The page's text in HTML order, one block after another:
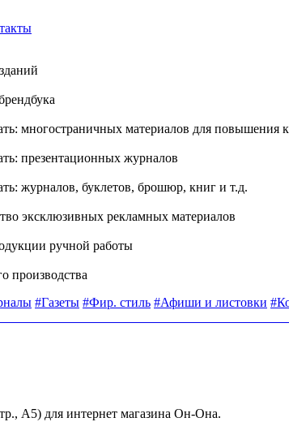
многостраничных материалов для повышения
презентационных журналов
журналов, буклетов, брошюр, книг и т.д.
эксклюзивных рекламных материалов
ручной работы
производства
#Газеты #Фир. стиль #Афиши и листовки
A5) для интернет магазина Он-Она.